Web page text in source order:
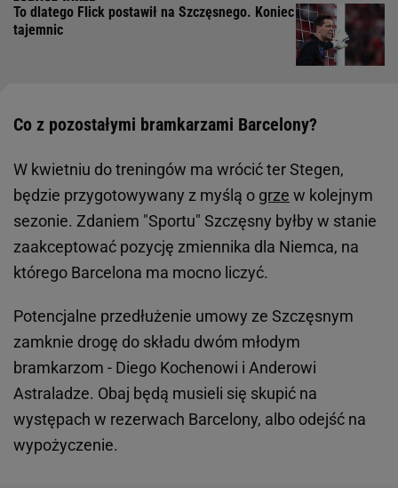
To dlatego Flick postawił na Szczęsnego. Koniec
tajemnic
Co z pozostałymi bramkarzami Barcelony?
W kwietniu do treningów ma wrócić ter Stegen,
będzie przygotowywany z myślą o grze w kolejnym
sezonie. Zdaniem "Sportu" Szczęsny byłby w stanie
zaakceptować pozycję zmiennika dla Niemca, na
którego Barcelona ma mocno liczyć.
Potencjalne przedłużenie umowy ze Szczęsnym
zamknie drogę do składu dwóm młodym
bramkarzom - Diego Kochenowi i Anderowi
Astraladze. Obaj będą musieli się skupić na
występach w rezerwach Barcelony, albo odejść na
wypożyczenie.